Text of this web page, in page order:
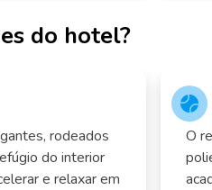
do hotel?
rodeados
do interior
e relaxar em
O